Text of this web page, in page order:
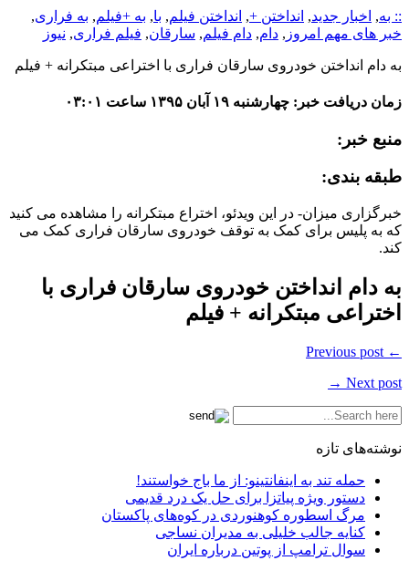
:: به, اخبار جدید, انداختن +, انداختن فیلم, با, به +فیلم, به فراری,
خبر های مهم امروز , دام, دام فیلم, سارقان, فیلم فراری, نیوز
به دام انداختن خودروی سارقان فراری با اختراعی مبتکرانه + فیلم
زمان دریافت خبر: چهارشنبه ۱۹ آبان ۱۳۹۵ ساعت ۰۳:۰۱
منبع خبر:
طبقه بندی:
خبرگزاری میزان- در این ویدئو، اختراع مبتکرانه را مشاهده می کنید
که به پلیس برای کمک به توقف خودروی سارقان فراری کمک می
کند.
به دام انداختن خودروی سارقان فراری با
اختراعی مبتکرانه + فیلم
← Previous post
Next post →
نوشته‌های تازه
حمله تند به اینفانتینو: از ما باج خواستند!
دستور ویژه پیاتزا برای حل یک درد قدیمی
مرگ اسطوره کوهنوردی در کوه‌های پاکستان
کنایه جالب خلیلی به مدیران نساجی
سوال ترامپ از پوتین درباره ایران